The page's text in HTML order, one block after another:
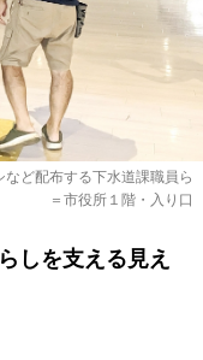
など配布する下水道課職員ら
＝市役所１階・入り口
しを支える見え